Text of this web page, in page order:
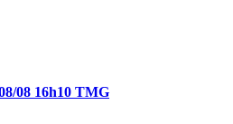
08 16h10 TMG